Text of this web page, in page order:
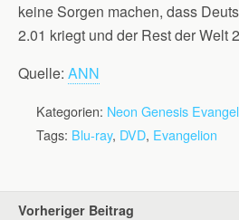
keine Sorgen machen, dass
2.01 kriegt und der Rest der Welt
Quelle: ANN
Kategorien: Neon Genesis
Tags: Blu-ray, DVD, Evangelion
Vorheriger Beitrag